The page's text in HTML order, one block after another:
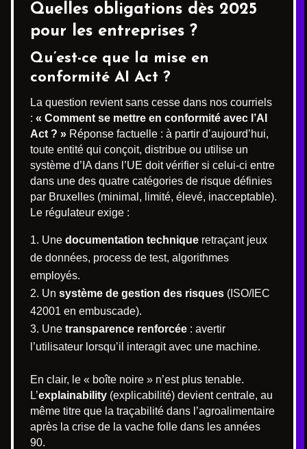
Quelles obligations dès 2025
pour les entreprises ?
Qu’est-ce que la mise en
conformité AI Act ?
La question revient sans cesse dans nos courriels
: « Comment se mettre en conformité avec l’AI
Act ? » Réponse factuelle : à partir d’aujourd’hui,
toute entité qui conçoit, distribue ou utilise un
système d’IA dans l’UE doit vérifier si celui-ci entre
dans une des quatre catégories de risque définies
par Bruxelles (minimal, limité, élevé, inacceptable).
Le régulateur exige :
Une documentation technique retraçant jeux
de données, process de test, algorithmes
employés.
Un système de gestion des risques (ISO/IEC
42001 en embuscade).
Une transparence renforcée : avertir
l’utilisateur lorsqu’il interagit avec une machine.
En clair, le « boîte noire » n’est plus tenable.
L’explainability (explicabilité) devient centrale, au
même titre que la traçabilité dans l’agroalimentaire
après la crise de la vache folle dans les années
90.